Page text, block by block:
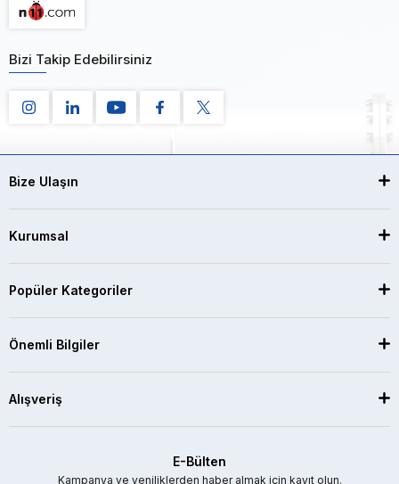
Bizi Takip Edebilirsiniz
Bize Ulaşın
Kurumsal
Popüler Kategoriler
Önemli Bilgiler
Alışveriş
E-Bülten
Kampanya ve yeniliklerden haber almak için kayıt olun.